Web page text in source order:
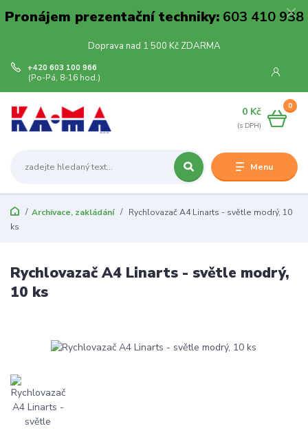
Pronájem prezentační techniky:603 410 938
Doprava nad 1 500 Kč ZDARMA
Menu
+420 603 100 966
(Po-Pá, 8-16 hod.)
0
0 Kč
Archivace, zakládání
Rychlovazač A4 Linarts - světle modrý, 10
ks
Rychlovazač A4 Linarts - světle modrý,
10 ks